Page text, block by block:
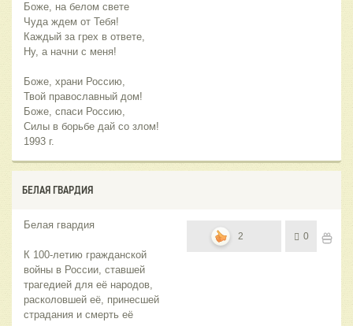
Боже, на белом свете
Чуда ждем от Тебя!
Каждый за грех в ответе,
Ну, а начни с меня!
Боже, храни Россию,
Твой православный дом!
Боже, спаси Россию,
Силы в борьбе дай со злом!
1993 г.
БЕЛАЯ ГВАРДИЯ
Белая гвардия
К 100-летию гражданской
войны в России, ставшей
трагедией для её народов,
расколовшей её, принесшей
страдания и смерть её
2 0